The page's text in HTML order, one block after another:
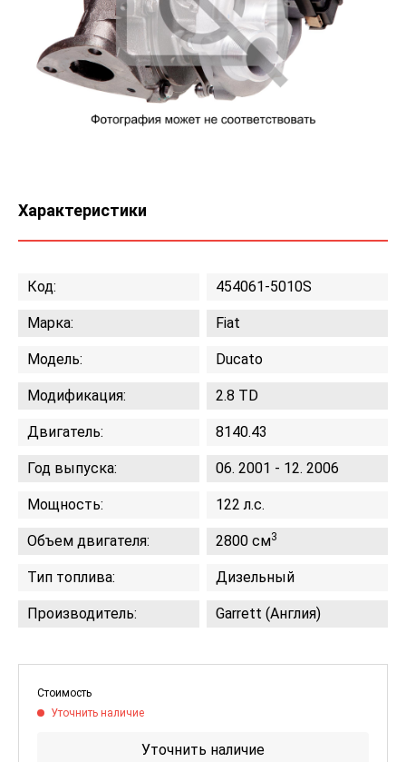
Характеристики
Код: 454061-5010S
Марка: Fiat
Модель: Ducato
Модификация: 2.8 TD
Двигатель: 8140.43
Год выпуска: 06. 2001 - 12. 2006
Мощность: 122 л.с.
Объем двигателя: 2800 см3
Тип топлива: Дизельный
Производитель: Garrett (Англия)
Стоимость
Уточнить наличие
Уточнить наличие